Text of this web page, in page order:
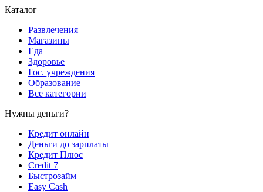
Каталог
Развлечения
Магазины
Еда
Здоровье
Гос. учреждения
Образование
Все категории
Нужны деньги?
Кредит онлайн
Деньги до зарплаты
Кредит Плюс
Credit 7
Быстрозайм
Easy Cash